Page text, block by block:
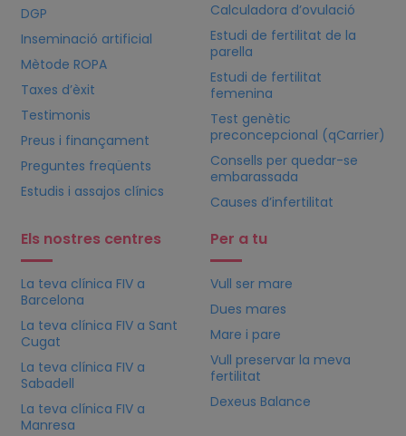
DGP
Inseminació artificial
Mètode ROPA
Taxes d’èxit
Testimonis
Preus i finançament
Preguntes freqüents
Estudis i assajos clínics
Calculadora d’ovulació
Estudi de fertilitat de la
parella
Estudi de fertilitat
femenina
Test genètic
preconcepcional (qCarrier)
Consells per quedar-se
embarassada
Causes d’infertilitat
Els nostres centres
La teva clínica FIVa
Barcelona
La teva clínica FIVa Sant
Cugat
La teva clínica FIVa
Sabadell
La teva clínica FIVa
Manresa
Per a tu
Vull ser mare
Dues mares
Mare i pare
Vull preservar la meva
fertilitat
Dexeus Balance